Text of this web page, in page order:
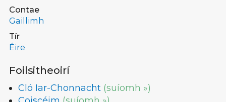
Contae
Gaillimh
Tír
Éire
Foilsitheoirí
Cló Iar-Chonnacht (suíomh »)